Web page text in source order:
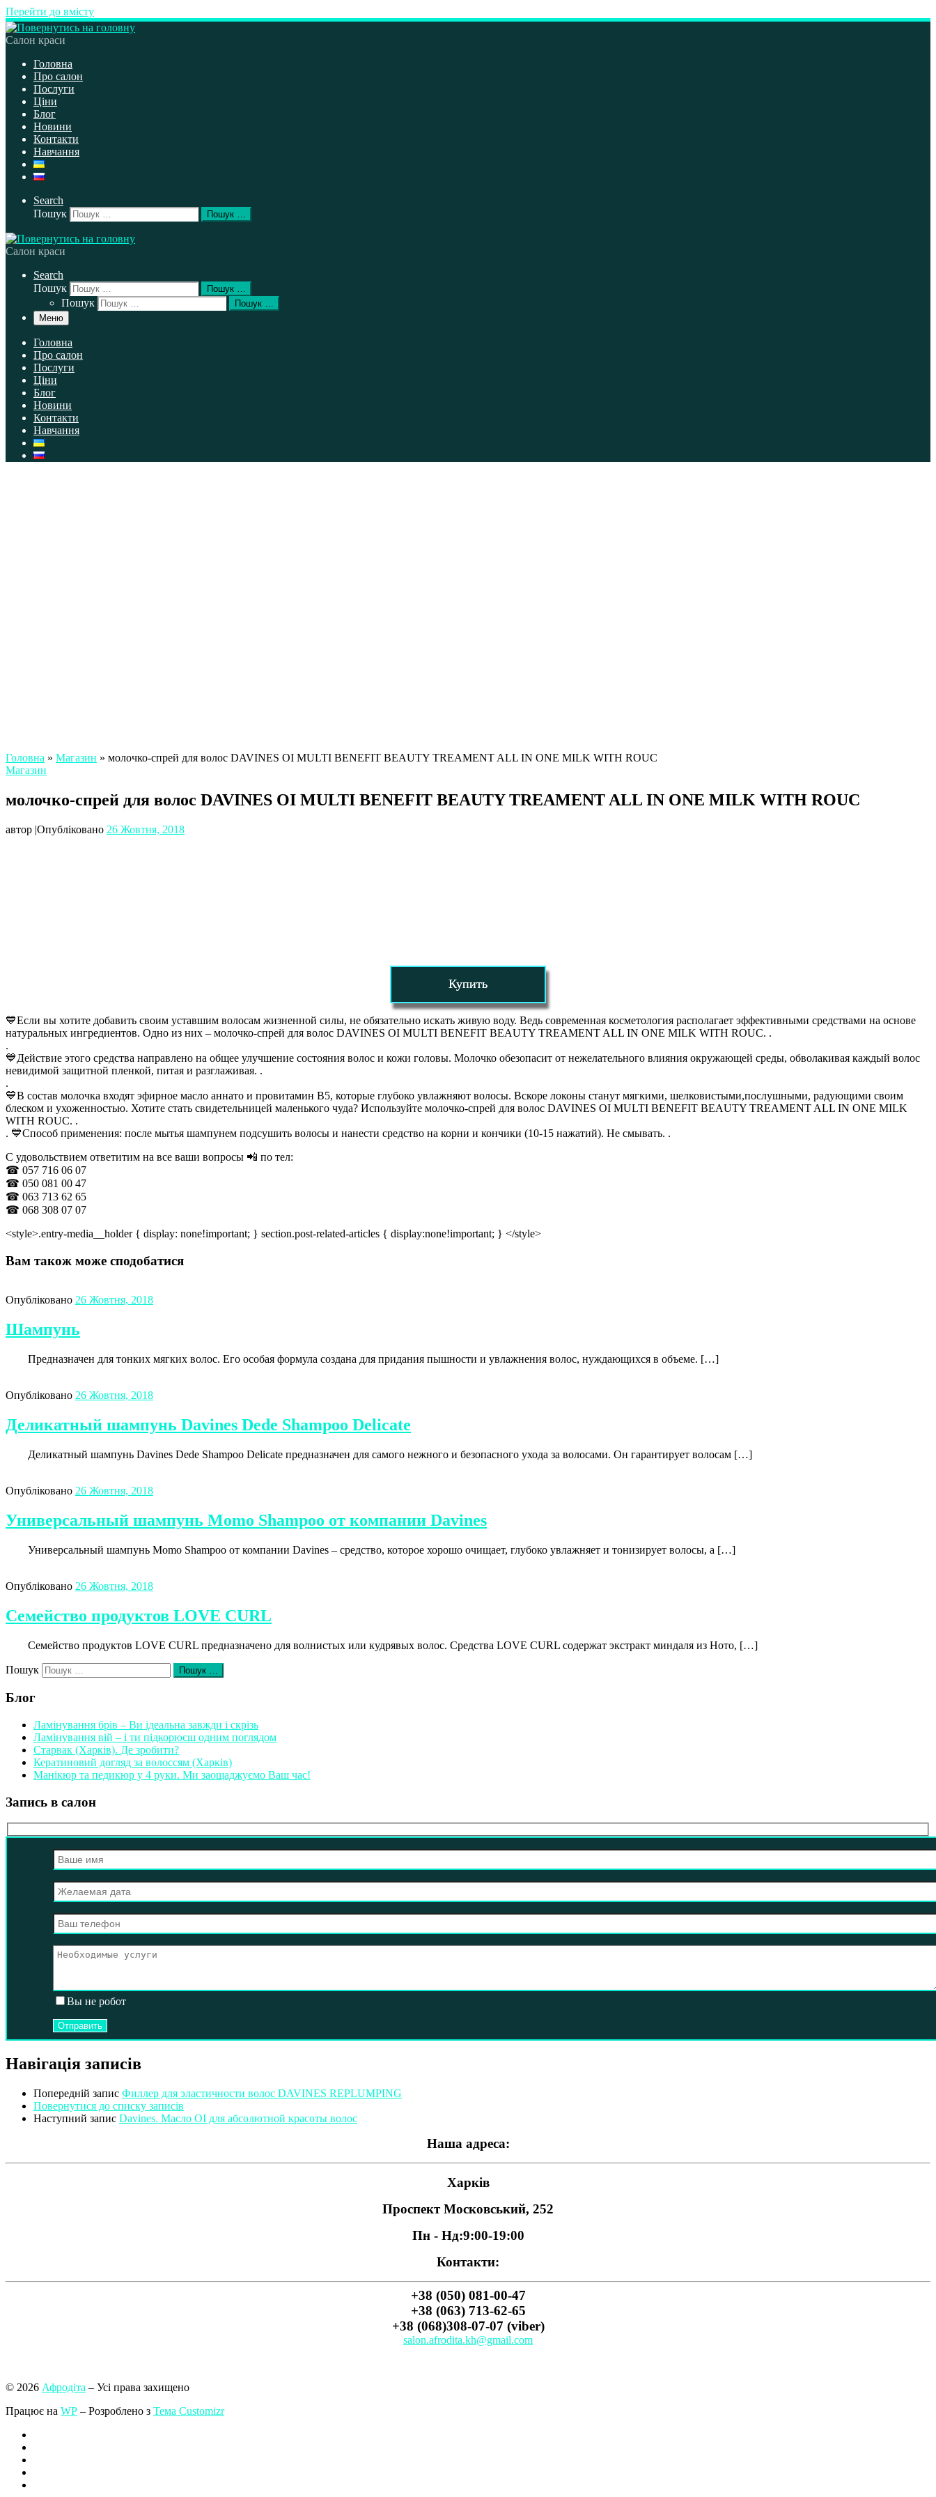
Перейти до вмісту
Салон краси
Головна
Про салон
Послуги
Ціни
Блог
Новини
Контакти
Навчання
Search
Пошук
Пошук …
Салон краси
Search
Пошук
Пошук …
Пошук
Пошук …
Меню
Головна
Про салон
Послуги
Ціни
Блог
Новини
Контакти
Навчання
Головна » Магазин » молочко-спрей для волос DAVINES OI MULTI BENEFIT BEAUTY TREAMENT ALL IN ONE MILK WITH ROUC
Магазин
молочко-спрей для волос DAVINES OI MULTI BENEFIT BEAUTY TREAMENT ALL IN ONE MILK WITH ROUC
автор |Опубліковано 26 Жовтня, 2018
Купить
💙Если вы хотите добавить своим уставшим волосам жизненной силы, не обязательно искать живую воду. Ведь современная косметология располагает эффективными средствами на основе
натуральных ингредиентов. Одно из них – молочко-спрей для волос DAVINES OI MULTI BENEFIT BEAUTY TREAMENT ALL IN ONE MILK WITH ROUC. .
.
💙Действие этого средства направлено на общее улучшение состояния волос и кожи головы. Молочко обезопасит от нежелательного влияния окружающей среды, обволакивая каждый волос
невидимой защитной пленкой, питая и разглаживая. .
.
💙В состав молочка входят эфирное масло аннато и провитамин В5, которые глубоко увлажняют волосы. Вскоре локоны станут мягкими, шелковистыми,послушными, радующими своим
блеском и ухоженностью. Хотите стать свидетельницей маленького чуда? Используйте молочко-спрей для волос DAVINES OI MULTI BENEFIT BEAUTY TREAMENT ALL IN ONE MILK
WITH ROUC. .
. 💙Способ применения: после мытья шампунем подсушить волосы и нанести средство на корни и кончики (10-15 нажатий). Не смывать. .
С удовольствием ответитим на все ваши вопросы 📲 по тел:
☎ 057 716 06 07
☎ 050 081 00 47
☎ 063 713 62 65
☎ 068 308 07 07
<style>.entry-media__holder { display: none!important; } section.post-related-articles { display:none!important; } </style>
Вам також може сподобатися
Опубліковано 26 Жовтня, 2018
Шампунь
Предназначен для тонких мягких волос. Его особая формула создана для придания пышности и увлажнения волос, нуждающихся в объеме. […]
Опубліковано 26 Жовтня, 2018
Деликатный шампунь Davines Dede Shampoo Delicate
Деликатный шампунь Davines Dede Shampoo Delicate предназначен для самого нежного и безопасного ухода за волосами. Он гарантирует волосам […]
Опубліковано 26 Жовтня, 2018
Универсальный шампунь Momo Shampoo от компании Davines
Универсальный шампунь Momo Shampoo от компании Davines – средство, которое хорошо очищает, глубоко увлажняет и тонизирует волосы, а […]
Опубліковано 26 Жовтня, 2018
Семейство продуктов LOVE CURL
Семейство продуктов LOVE CURL предназначено для волнистых или кудрявых волос. Средства LOVE CURL содержат экстракт миндаля из Ното, […]
Пошук Пошук …
Блог
Ламінування брів – Ви ідеальна завжди і скрізь
Ламінування вій – і ти підкорюєш одним поглядом
Старвак (Харків). Де зробити?
Кератиновий догляд за волоссям (Харків)
Манікюр та педикюр у 4 руки. Ми заощаджуємо Ваш час!
Запись в салон
Вы не робот
Навігація записів
Попередній запис Филлер для эластичности волос DAVINES REPLUMPING
Повернутися до списку записів
Наступний запис Davines. Масло OI для абсолютной красоты волос
Наша адреса:
Харків
Проспект Московський, 252
Пн - Нд:9:00-19:00
Контакти:
+38 (050) 081-00-47
+38 (063) 713-62-65
+38 (068)308-07-07 (viber)
salon.afrodita.kh@gmail.com
© 2026 Афродіта – Усі права захищено
Працює на WP – Розроблено з Тема Customizr